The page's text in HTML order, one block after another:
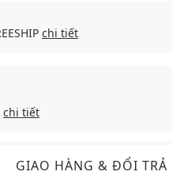
chi tiết
chi tiết
GIAO HÀNG & ĐỔI TRẢ